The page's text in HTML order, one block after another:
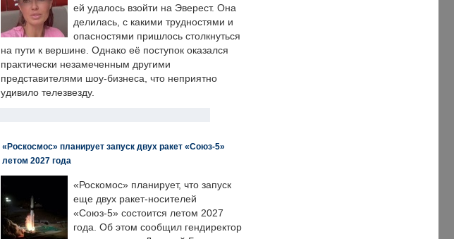
ей удалось взойти на Эверест. Она
делилась, с какими трудностями и
опасностями пришлось столкнуться
на пути к вершине. Однако её поступок оказался
практически незамеченным другими
представителями шоу-бизнеса, что неприятно
удивило телезвезду.
«Роскосмос» планирует запуск двух ракет «Союз-5»
летом 2027 года
«Роскомос» планирует, что запуск
еще двух ракет-носителей
«Союз-5» состоится летом 2027
года. Об этом сообщил гендиректор